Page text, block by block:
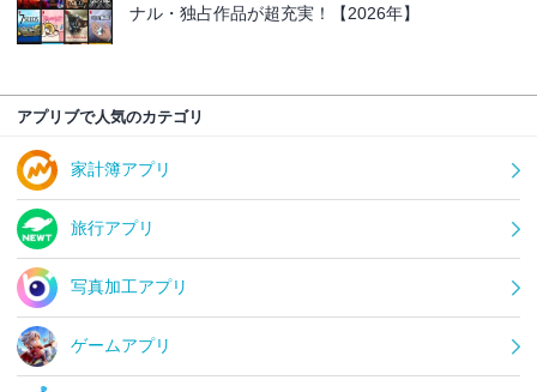
ナル・独占作品が超充実！【2026年】
アプリブで人気のカテゴリ
家計簿アプリ
旅行アプリ
写真加工アプリ
ゲームアプリ